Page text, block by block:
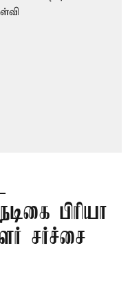
பிரியா
சர்ச்சை